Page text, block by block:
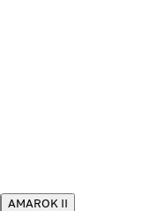
AMAROK II